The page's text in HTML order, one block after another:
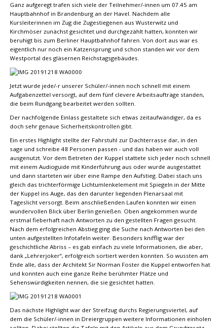
Ganz aufgeregt trafen sich viele der Teilnehmer/-innen um 07.45 am
Hauptbahnhof in Brandenburg an der Havel. Nachdem alle
Kursleiterinnen im Zug die Zugestiegenen aus Wusterwitz und
Kirchmöser zunächst gesichtet und durchgezählt hatten, konnten wir
beruhigt bis zum Berliner Hauptbahnhof fahren. Von dort aus war es
eigentlich nur noch ein Katzensprung und schon standen wir vor dem
Westportal des gläsernen Reichstagsgebäudes.
Jetzt wurde jede/-r unserer Schüler/-innen noch schnell mit einem
Aufgabenzettel versorgt, auf dem fünf clevere Arbeitsaufträge standen,
die beim Rundgang bearbeitet werden sollten.
Der nachfolgende Einlass gestaltete sich etwas zeitaufwändiger, da es
doch sehr genaue Sicherheitskontrollen gibt.
Ein erstes Highlight stellte der Fahrstuhl zur Dachterrasse dar, in den
sage und schreibe 48 Personen passen - und das haben wir auch voll
ausgenutzt. Vor dem Betreten der Kuppel stattete sich jeder noch schnell
mit einem Audioguide mit Kinderführung aus oder wurde ausgestattet
und dann starteten wir über eine Rampe den Aufstieg. Dabei stach uns
gleich das trichterförmige Lichtumlenkelement mit Spiegeln in der Mitte
der Kuppel ins Auge, das den darunter liegenden Plenarsaal mit
Tageslicht versorgt. Beim anschließenden Laufen konnten wir einen
wundervollen Blick über Berlin genießen. Oben angekommen wurde
erstmal fieberhaft nach Antworten zu den gestellten Fragen gesucht.
Nach dem erfolgreichen Abstieg ging die Suche nach Antworten bei den
unten aufgestellten Infotafeln weiter. Besonders knifflig war der
geschichtliche Abriss – es gab einfach zu viele Informationen, die aber,
dank „Lehrerjoker“, erfolgreich sortiert werden konnten. So wussten am
Ende alle, dass der Architekt Sir Norman Foster die Kuppel entworfen hat
und konnten auch eine ganze Reihe berühmter Plätze und
Sehenswürdigkeiten nennen, die sie gesichtet hatten.
Das nächste Highlight war der Streifzug durchs Regierungsviertel, auf
dem die Schüler/-innen in Dreiergruppen weitere Informationen einholen